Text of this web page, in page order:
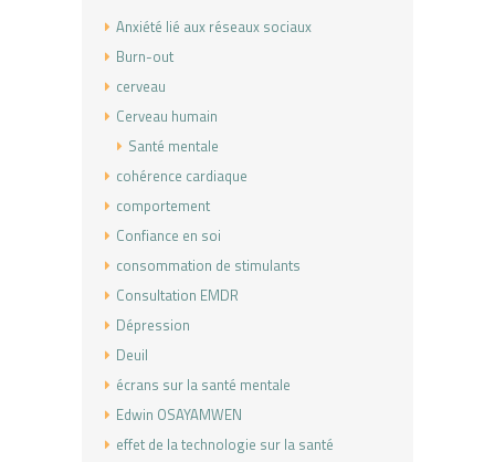
Anxiété lié aux réseaux sociaux
Burn-out
cerveau
Cerveau humain
Santé mentale
cohérence cardiaque
comportement
Confiance en soi
consommation de stimulants
Consultation EMDR
Dépression
Deuil
écrans sur la santé mentale
Edwin OSAYAMWEN
effet de la technologie sur la santé